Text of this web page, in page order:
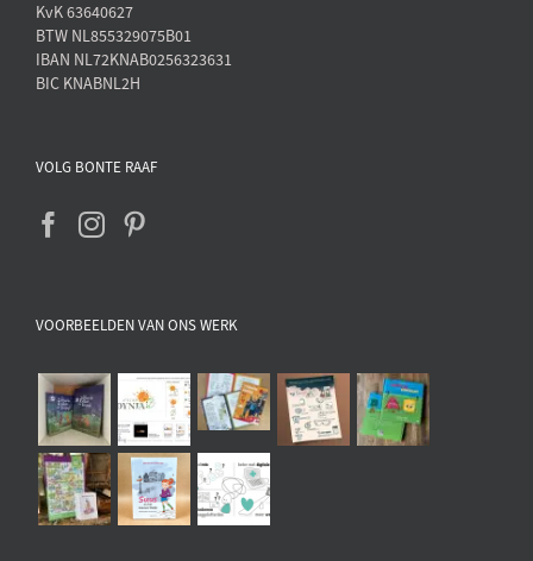
KvK 63640627
BTW NL855329075B01
IBAN NL72KNAB0256323631
BIC KNABNL2H
VOLG BONTE RAAF
VOORBEELDEN VAN ONS WERK